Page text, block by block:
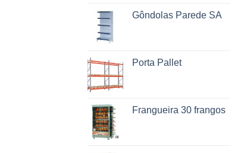
Gôndolas Parede SA
Porta Pallet
Frangueira 30 frangos